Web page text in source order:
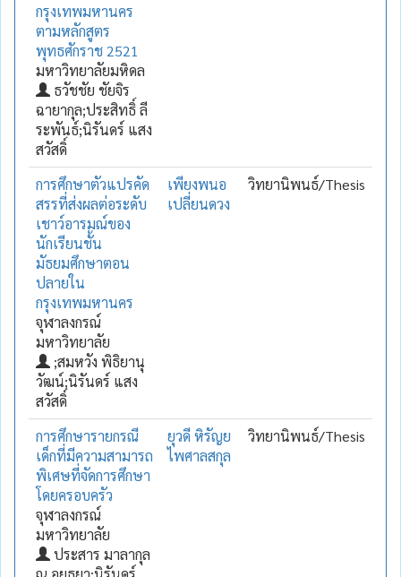
กรุงเทพมหานคร
ตามหลักสูตร
พุทธศักราช 2521
มหาวิทยาลัยมหิดล
ธวัชชัย ชัยจิร
ฉายากุล;ประสิทธิ์ ลี
ระพันธ์;นิรันดร์ แสง
สวัสดิ์
การศึกษาตัวแปรคัด
สรรที่ส่งผลต่อระดับ
เชาว์อารมณ์ของ
นักเรียนชั้น
มัธยมศึกษาตอน
ปลายใน
กรุงเทพมหานคร
จุฬาลงกรณ์
มหาวิทยาลัย
;สมหวัง พิธิยานุ
วัฒน์;นิรันดร์ แสง
สวัสดิ์
เพียงพนอ
เปลี่ยนดวง
วิทยานิพนธ์/Thesis
การศึกษารายกรณี
เด็กที่มีความสามารถ
พิเศษที่จัดการศึกษา
โดยครอบครัว
จุฬาลงกรณ์
มหาวิทยาลัย
ประสาร มาลากุล
ยุวดี หิรัญย
ไพศาลสกุล
วิทยานิพนธ์/Thesis